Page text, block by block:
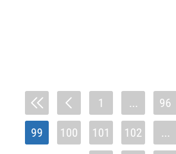
1 ... 96
99 100 101 102 ...